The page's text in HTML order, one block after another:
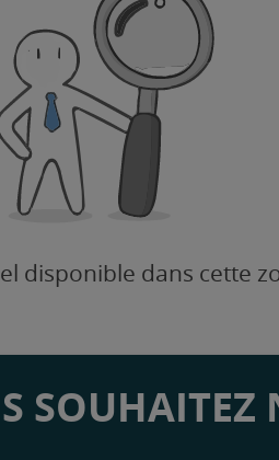
disponible dans cette
SOUHAITEZ